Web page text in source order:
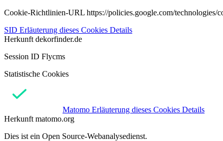
Cookie-Richtlinien-URL https://policies.google.com/technologies/
SID Erläuterung dieses Cookies Details
Herkunft dekorfinder.de
Session ID Flycms
Statistische Cookies
Matomo Erläuterung dieses Cookies Details
Herkunft matomo.org
Dies ist ein Open Source-Webanalysedienst.